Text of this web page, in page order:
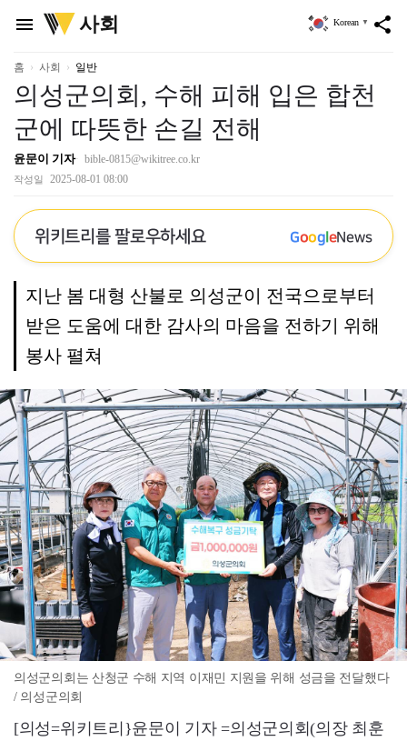
menu
위
키
리
사회 share
Korean ▼
홈 사회 일반
의성군의회, 수해 피해 입은 합천
군에 따뜻한 손길 전해
윤문이 기자 bible-0815@wikitree.co.kr
작성일 2025-08-01 08:00
위키트리를 팔로우하세요 GoogleNews
지난 봄 대형 산불로 의성군이 전국으로부터
받은 도움에 대한 감사의 마음을 전하기 위해
봉사 펼쳐
의성군의회는 산청군 수해 지역 이재민 지원을 위해 성금을 전달했다
/ 의성군의회
[의성=위키트리}윤문이 기자 =의성군의회(의장 최훈